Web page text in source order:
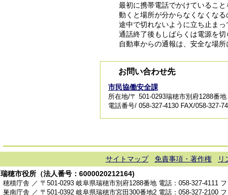
最初に携帯電話でかけていること
動くと場所が分からなくなくなる
途中で切れないように立ち止まっ
通話終了後もしばらくは電源を切
自動車からの通報は、安全な場所
お問い合わせ先
市民協働安全課
所在地/〒 501-0293瑞穂市別府1288番地
電話番号/ 058-327-4130 FAX/058-327-
サイトマップ 免責事項・著作権 リ
瑞穂市役所（法人番号：6000020212164)
穂積庁舎 ／ 〒501-0293 岐阜県瑞穂市別府1288番地 電話： 058-327-4111
巣南庁舎 ／ 〒501-0392 岐阜県瑞穂市宮田300番地2 電話： 058-327-2100